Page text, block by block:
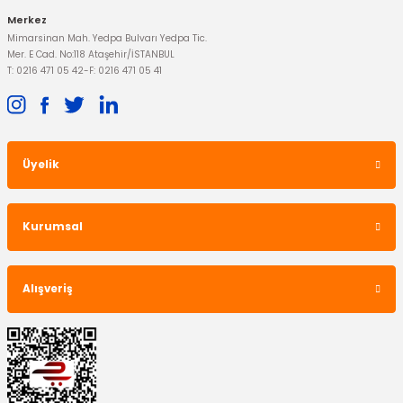
OTOSAN
Merkez
Mimarsinan Mah. Yedpa Bulvarı Yedpa Tic.
Mer. E Cad. No:118 Ataşehir/İSTANBUL
T: 0216 471 05 42-F: 0216 471 05 41
Üyelik
Kurumsal
Alışveriş